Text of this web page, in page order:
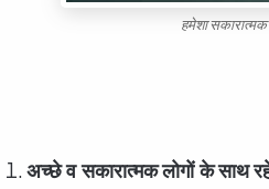
हमेशा
अच्छे व सकारात्मक लोगों के साथ